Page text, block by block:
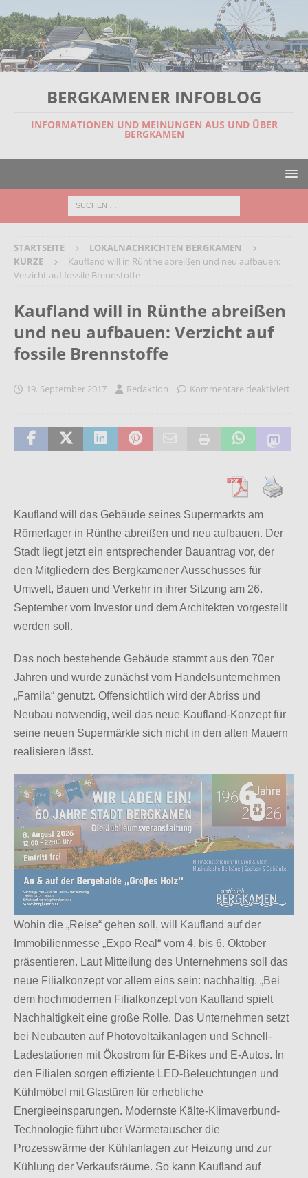
BERGKAMENER INFOBLOG
INFORMATIONEN UND MEINUNGEN AUS UND ÜBER
BERGKAMEN
STARTSEITE
LOKALNACHRICHTEN BERGKAMEN
KURZE
Kaufland will in Rünthe abreißen und neu aufbauen:
Verzicht auf fossile Brennstoffe
Kaufland will in Rünthe abreißen
und neu aufbauen: Verzicht auf
fossile Brennstoffe
19. September 2017 Redaktion Kommentare deaktiviert
Kaufland will das Gebäude seines Supermarkts am
Römerlager in Rünthe abreißen und neu aufbauen. Der
Stadt liegt jetzt ein entsprechender Bauantrag vor, der
den Mitgliedern des Bergkamener Ausschusses für
Umwelt, Bauen und Verkehr in ihrer Sitzung am 26.
September vom Investor und dem Architekten vorgestellt
werden soll.
Das noch bestehende Gebäude stammt aus den 70er
Jahren und wurde zunächst vom Handelsunternehmen
„Famila“ genutzt. Offensichtlich wird der Abriss und
Neubau notwendig, weil das neue Kaufland-Konzept für
seine neuen Supermärkte sich nicht in den alten Mauern
realisieren lässt.
Wohin die „Reise“ gehen soll, will Kaufland auf der
Immobilienmesse „Expo Real“ vom 4. bis 6. Oktober
präsentieren. Laut Mitteilung des Unternehmens soll das
neue Filialkonzept vor allem eins sein: nachhaltig. „Bei
dem hochmodernen Filialkonzept von Kaufland spielt
Nachhaltigkeit eine große Rolle. Das Unternehmen setzt
bei Neubauten auf Photovoltaikanlagen und Schnell-
Ladestationen mit Ökostrom für E-Bikes und E-Autos. In
den Filialen sorgen effiziente LED-Beleuchtungen und
Kühlmöbel mit Glastüren für erhebliche
Energieeinsparungen. Modernste Kälte-Klimaverbund-
Technologie führt über Wärmetauscher die
Prozesswärme der Kühlanlagen zur Heizung und zur
Kühlung der Verkaufsräume. So kann Kaufland auf